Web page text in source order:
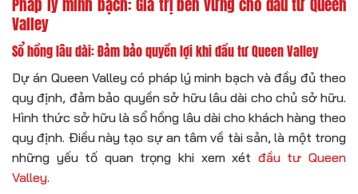
Valley
Sổ hồng lâu dài: Đảm bảo quyền lợi khi đầu tư Queen Valley
Dự án Queen Valley có pháp lý minh bạch và đầy đủ theo
quy định, đảm bảo quyền sở hữu lâu dài cho chủ sở hữu.
Hình thức sở hữu là sổ hồng lâu dài cho khách hàng theo
quy định. Điều này tạo sự an tâm về tài sản, là một trong
những yếu tố quan trọng khi xem xét đầu tư Queen
Valley.